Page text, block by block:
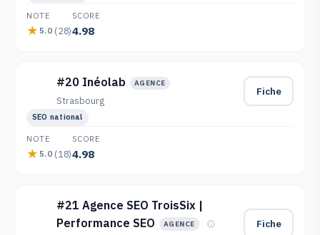
NOTE
5.0 (28)
SCORE
4.98
#20 Inéolab AGENCE
Strasbourg
Fiche
SEO national
NOTE
5.0 (18)
SCORE
4.98
#21 Agence SEO TroisSix |
Performance SEO
AGENCE Fiche